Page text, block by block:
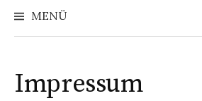
MENÜ
Impressum